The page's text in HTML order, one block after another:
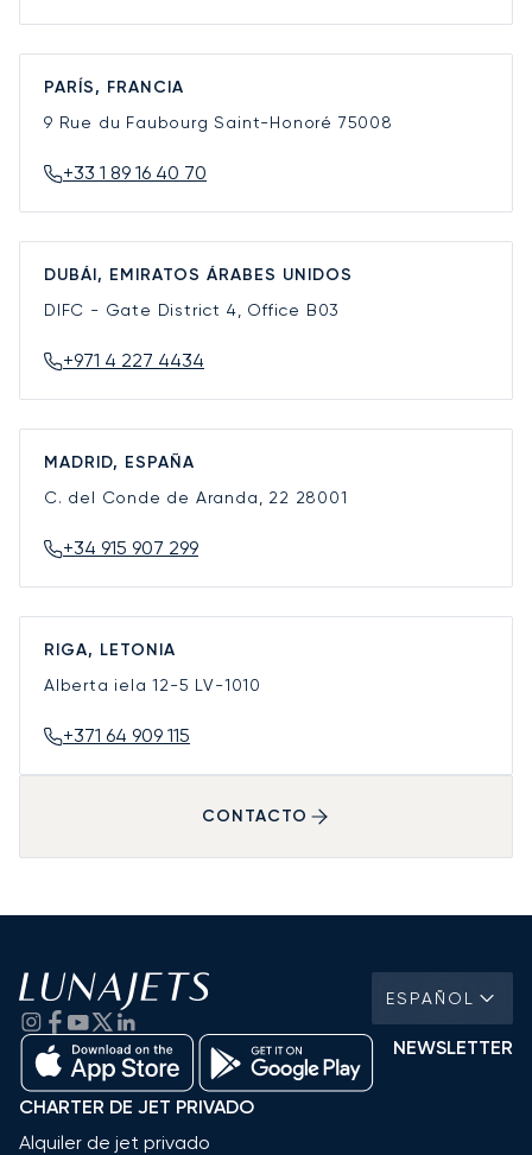
PARÍS, FRANCIA
9 Rue du Faubourg Saint-Honoré 75008
+33 1 89 16 40 70
DUBÁI, EMIRATOS ÁRABES UNIDOS
DIFC - Gate District 4, Office B03
+971 4 227 4434
MADRID, ESPAÑA
C. del Conde de Aranda, 22 28001
+34 915 907 299
RIGA, LETONIA
Alberta iela 12-5 LV-1010
+371 64 909 115
CONTACTO
ESPAÑOL
NEWSLETTER
CHARTER DE JET PRIVADO
Alquiler de jet privado